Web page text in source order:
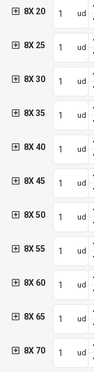
8X 20 ud
8X 25 ud
8X 30 ud
8X 35 ud
8X 40 ud
8X 45 ud
8X 50 ud
8X 55 ud
8X 60 ud
8X 65 ud
8X 70 ud